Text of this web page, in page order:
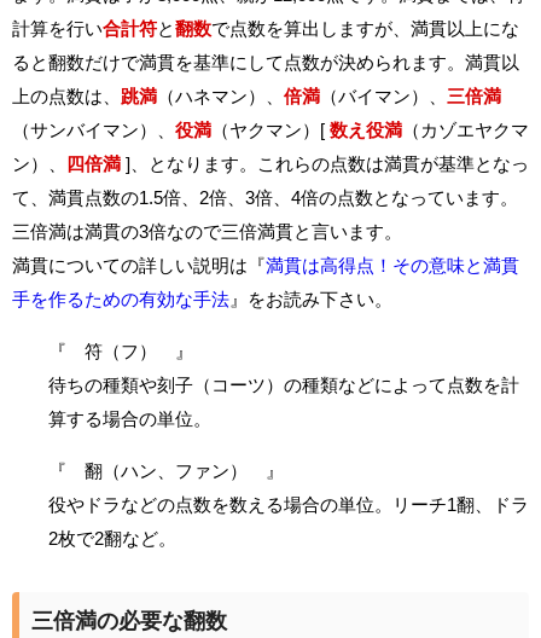
計算を行い合計符と翻数で点数を算出しますが、満貫以上にな
ると翻数だけで満貫を基準にして点数が決められます。満貫以
上の点数は、 跳満 （ハネマン）、 倍満 （バイマン）、 三倍満
（サンバイマン）、 役満 （ヤクマン）[ 数え役満 （カゾエヤクマ
ン）、
四倍満 ]、となります。これらの点数は満貫が基準となっ
て、満貫点数の1.5倍、2倍、3倍、4倍の点数となっています。
三倍満は満貫の3倍なので三倍満貫と言います。
満貫についての詳しい説明は『満貫は高得点！その意味と満貫
手を作るための有効な手法 』をお読み下さい。
『 符（フ） 』
待ちの種類や刻子（コーツ）の種類などによって点数を計
算する場合の単位。
『 翻（ハン、ファン） 』
役やドラなどの点数を数える場合の単位。リーチ1翻、ドラ
2枚で2翻など。
三倍満の必要な翻数